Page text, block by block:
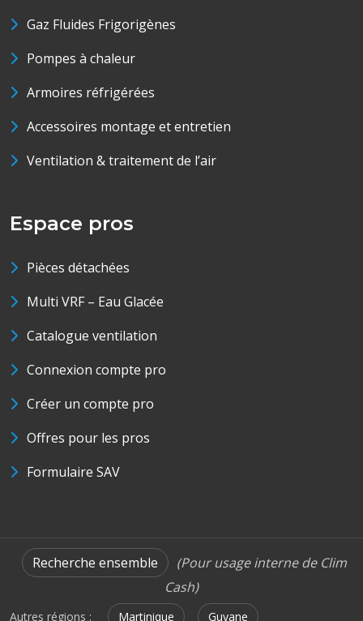
Gaz Fluides Frigorigènes
Pompes à chaleur
Armoires réfrigérées
Accessoires montage et entretien
Ventilation & traitement de l’air
Espace pros
Pièces détachées
Multi VRF – Eau Glacée
Catalogue ventilation
Connexion compte pro
Créer un compte pro
Offres pour les pros
Formulaire SAV
Recherche ensemble
(Pour usage interne de Clim
Cash)
Autres régions : Martinique Guyane